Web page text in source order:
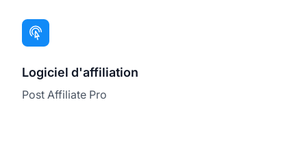
Logiciel d'affiliation
Post Affiliate Pro